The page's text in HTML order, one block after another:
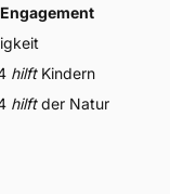
hilftKindern
hilftder Natur